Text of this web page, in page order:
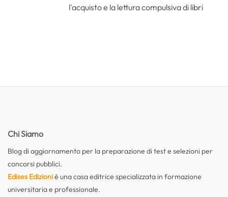
l'acquisto e la lettura compulsiva di libri
Chi Siamo
Blog di aggiornamento per la preparazione di test e selezioni per
concorsi pubblici.
Edises Edizioniè una casa editrice specializzata in formazione
universitaria e professionale.